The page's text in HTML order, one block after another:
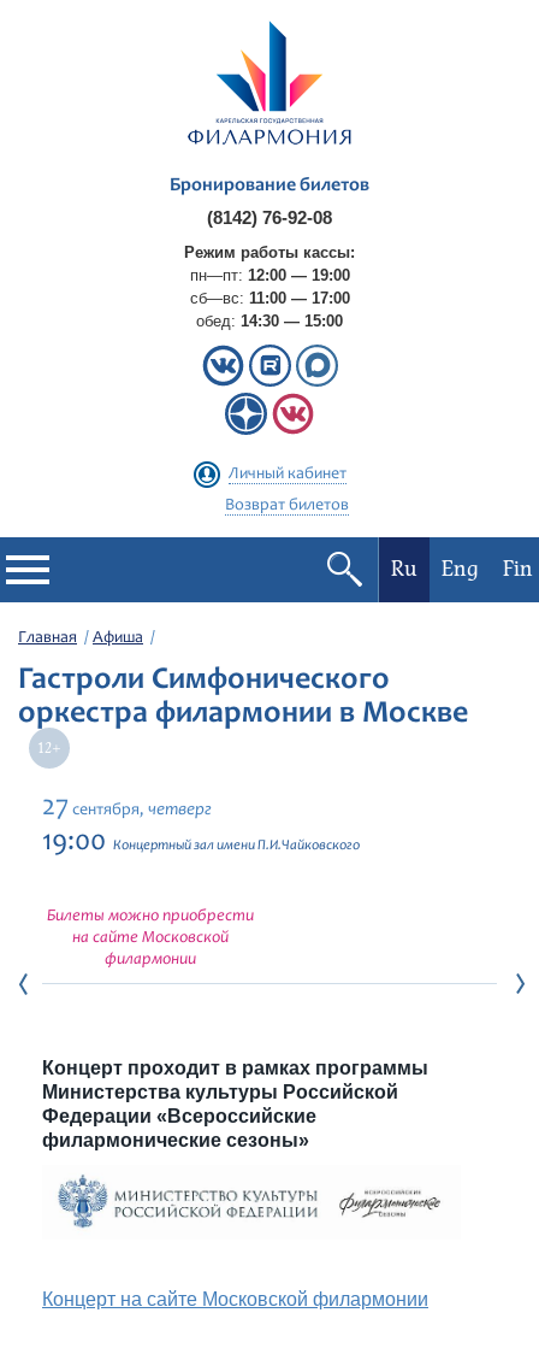
Бронирование билетов
(8142) 76-92-08
Режим работы кассы:
пн—пт: 12:00 — 19:00
сб—вс: 11:00 — 17:00
обед: 14:30 — 15:00
Личный кабинет
Возврат билетов
Филармония
Афиша
Фестивали
Абонементы
Контакты
Ru Eng Fin
Главная Афиша
Гастроли Симфонического
оркестра филармонии в Москве
27 сентября, четверг
19:00 Концертный зал имени П.И.Чайковского
Билеты можно приобрести
на сайте Московской
филармонии
Концерт проходит в рамках программы
Министерства культуры Российской
Федерации «Всероссийские
филармонические сезоны»
Концерт на сайте Московской филармонии